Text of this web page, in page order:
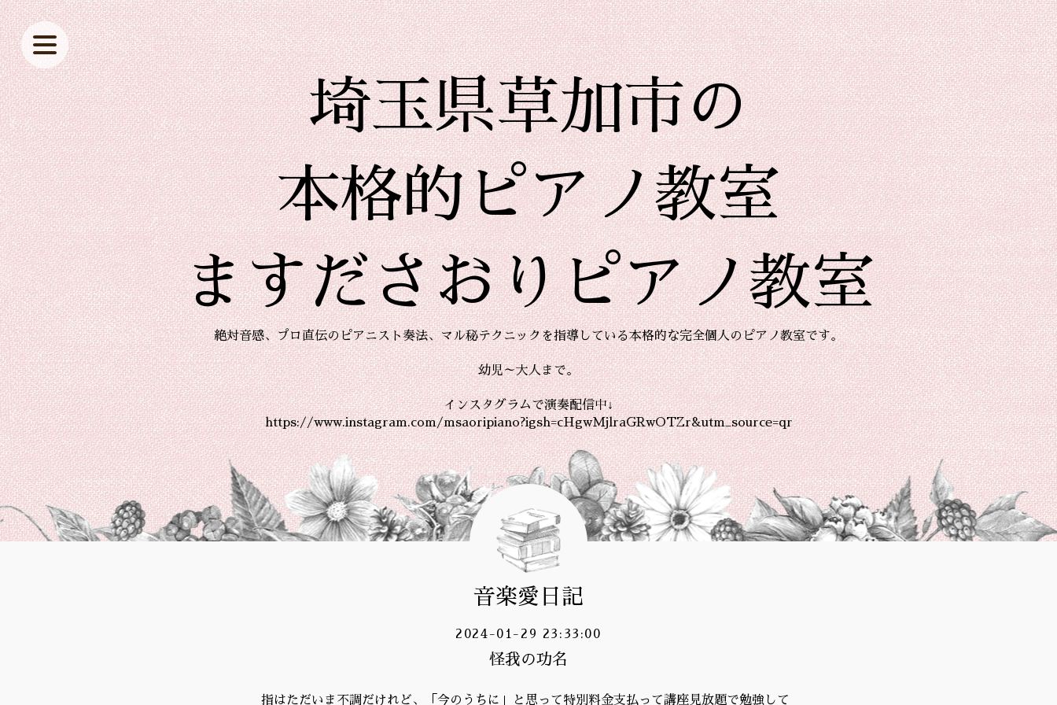
埼玉県草加市の
本格的ピアノ教室
ますださおりピアノ教室
絶対音感、プロ直伝のピアニスト奏法、マル秘テクニックを指導している本格的な完全個人のピアノ教室です。
幼児～大人まで。
インスタグラムで演奏配信中↓
https://www.instagram.com/msaoripiano?igsh=cHgwMjlraGRwOTZr&utm_source=qr
音楽愛日記
2024-01-29 23:33:00
怪我の功名
指はただいま不調だけれど、「今のうちに」と思って特別料金支払って講座見放題で勉強して